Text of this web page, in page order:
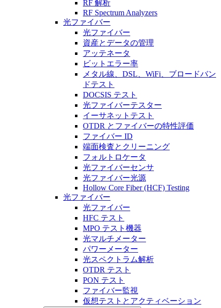
RF 解析
RF Spectrum Analyzers
光ファイバー
光ファイバー
資産とデータの管理
アッテネータ
ビットエラー率
メタル線、DSL、WiFi、ブロードバン
ドテスト
DOCSIS テスト
光ファイバーテスター
イーサネットテスト
OTDR とファイバーの特性評価
ファイバー ID
端面検査とクリーニング
フォルトロケータ
光ファイバーセンサ
光ファイバー光源
Hollow Core Fiber (HCF) Testing
光ファイバー
光ファイバー
HFC テスト
MPO テスト機器
光マルチメーター
パワーメーター
光スペクトラム解析
OTDR テスト
PON テスト
ファイバー監視
仮想テストとアクティベーション